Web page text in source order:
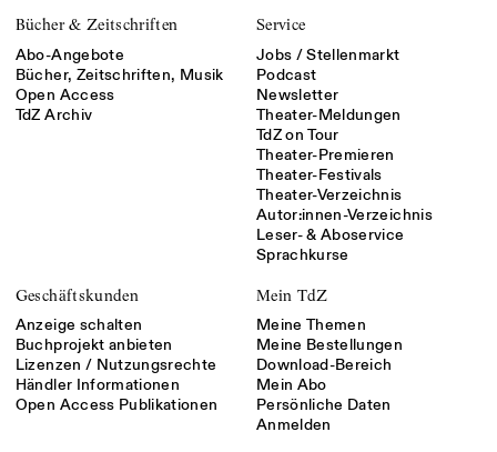
Bücher & Zeitschriften
Abo-Angebote
Bücher, Zeitschriften, Musik
Open Access
TdZ Archiv
Service
Jobs / Stellenmarkt
Podcast
Newsletter
Theater-Meldungen
TdZ on Tour
Theater-Premieren
Theater-Festivals
Theater-Verzeichnis
Autor:innen-Verzeichnis
Leser- & Aboservice
Sprachkurse
Geschäftskunden
Anzeige schalten
Buchprojekt anbieten
Lizenzen / Nutzungsrechte
Händler Informationen
Open Access Publikationen
Mein TdZ
Meine Themen
Meine Bestellungen
Download-Bereich
Mein Abo
Persönliche Daten
Anmelden